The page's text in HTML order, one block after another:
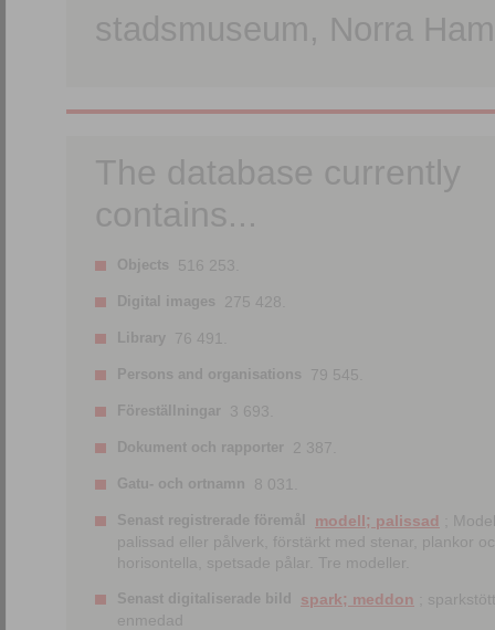
stadsmuseum, Norra
The database currently
contains...
Objects 516 253.
Digital images 275 428.
Library 76 491.
Persons and organisations 79 545.
Föreställningar 3 693.
Dokument och rapporter 2 387.
Gatu- och ortnamn 8 031.
Senast registrerade föremål modell; palissad
;
palissad eller pålverk, förstärkt med stenar, plankor
horisontella, spetsade pålar. Tre modeller.
Senast digitaliserade bild spark; meddon ;
enmedad